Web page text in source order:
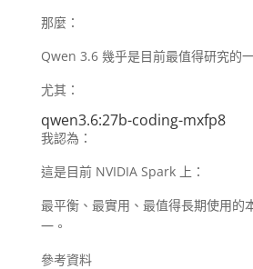
那麼：
Qwen 3.6 幾乎是目前最值得研究的
尤其：
qwen3.6:27b-coding-mxfp8
我認為：
這是目前 NVIDIA Spark 上：
最平衡、最實用、最值得長期使用的
一。
參考資料